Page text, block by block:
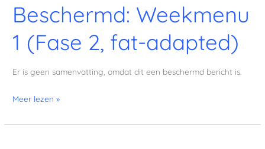
Beschermd: Weekmenu
1 (Fase 2, fat-adapted)
Er is geen samenvatting, omdat dit een beschermd bericht is.
Beschermd:
Weekmenu
1
(Fase
adapted)
Meer lezen »